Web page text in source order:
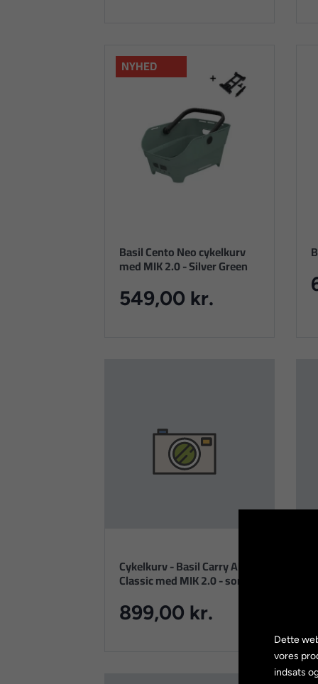
NYHED
Basil Cento Neo cykelkurv
med MIK 2.0 - Silver Green
549,00 kr.
Cykelkurv - Basil Carry All
Classic med MIK 2.0 - sort
899,00 kr.
Dette
vores
indsats